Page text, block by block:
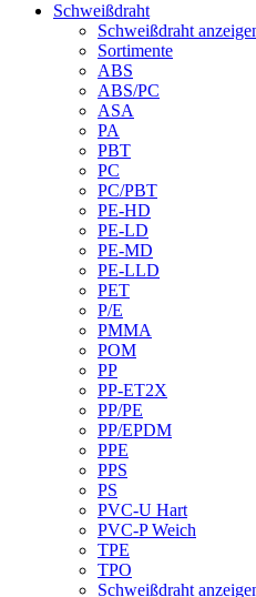
Schweißdraht
Schweißdraht
Sortimente
ABS
ABS/PC
ASA
PA
PBT
PC
PC/PBT
PE-HD
PE-LD
PE-MD
PE-LLD
PET
P/E
PMMA
POM
PP
PP-ET2X
PP/PE
PP/EPDM
PPE
PPS
PS
PVC-U Hart
PVC-P Weich
TPE
TPO
Schweißdraht